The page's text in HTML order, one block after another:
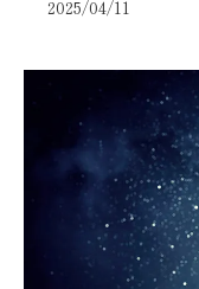
2025/04/11